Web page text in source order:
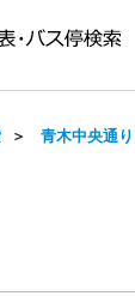
＞ 青木中央通